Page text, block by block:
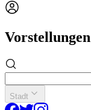
Vorstellungen
Stadt